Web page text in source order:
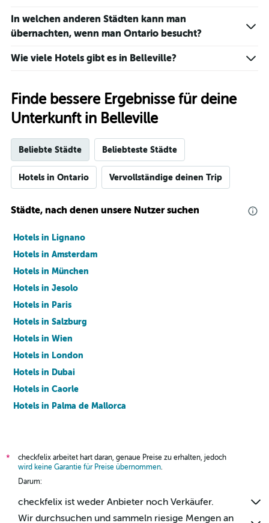
In welchen anderen Städten kann man
übernachten, wenn man Ontario besucht?
Wie viele Hotels gibt es in Belleville?
Finde bessere Ergebnisse für deine
Unterkunft in Belleville
Beliebte Städte Beliebteste Städte
Hotels in Ontario Vervollständige deinen Trip
Städte, nach denen unsere Nutzer suchen
Hotels in Lignano
Hotels in Amsterdam
Hotels in München
Hotels in Jesolo
Hotels in Paris
Hotels in Salzburg
Hotels in Wien
Hotels in London
Hotels in Dubai
Hotels in Caorle
Hotels in Palma de Mallorca
*
checkfelix arbeitet hart daran, genaue Preise zu erhalten, jedoch
wird keine Garantie für Preise übernommen.
Darum:
checkfelix ist weder Anbieter noch Verkäufer.
Wir durchsuchen und sammeln riesige Mengen an